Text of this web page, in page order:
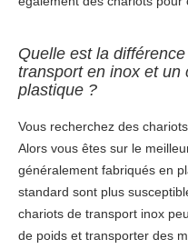
Quelle est la
transport en inox et un
plastique ?
Vous recherchez des
Alors vous êtes sur le
généralement fabriqués en
standard sont plus
chariots de transport inox
de poids et transporter des